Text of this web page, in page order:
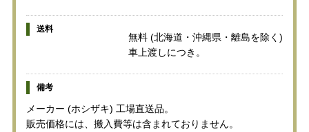
送料
無料 (北海道・沖縄県・離島を除く)
車上渡しにつき。
備考
メーカー (ホシザキ) 工場直送品。
販売価格には、搬入費等は含まれておりません。